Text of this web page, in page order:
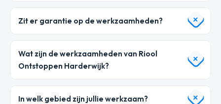
Zit er garantie op de werkzaamheden?
Wat zijn de werkzaamheden van Riool
Ontstoppen Harderwijk?
In welk gebied zijn jullie werkzaam?